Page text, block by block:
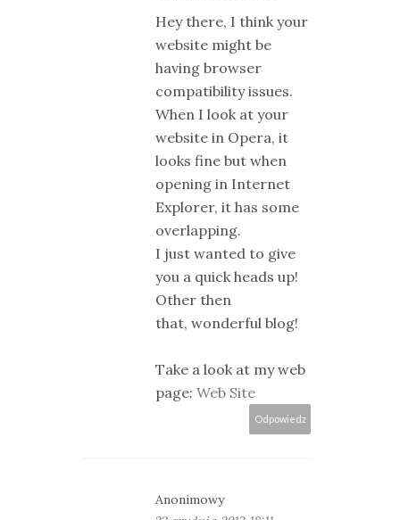
Hey there, I think your
website might be
having browser
compatibility issues.
When I look at your
website in Opera, it
looks fine but when
opening in Internet
Explorer, it has some
overlapping.
I just wanted to give
you a quick heads up!
Other then
that, wonderful blog!
Take a look at my web
page: Web Site
Odpowiedz
Anonimowy